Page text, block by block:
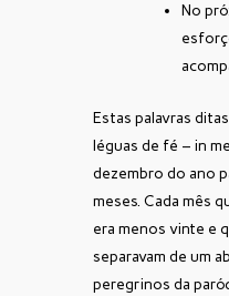
No
Estas palavras
léguas de fé – in
dezembro do ano
meses. Cada mês
era menos vinte e
separavam de um
peregrinos da